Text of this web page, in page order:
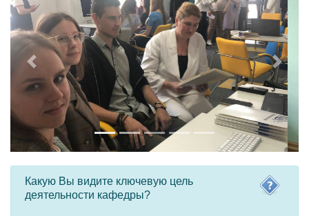
Previous Next
Какую Вы видите ключевую цель
деятельности кафедры?